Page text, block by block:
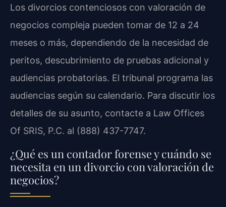
Los divorcios contenciosos con valoración de
negocios compleja pueden tomar de 12 a 24
meses o más, dependiendo de la necesidad de
peritos, descubrimiento de pruebas adicional y
audiencias probatorias. El tribunal programa las
audiencias según su calendario. Para discutir los
detalles de su asunto, contacte a Law Offices
Of SRIS, P.C. al (888) 437-7747.
¿Qué es un contador forense y cuándo se
necesita en un divorcio con valoración de
negocios?